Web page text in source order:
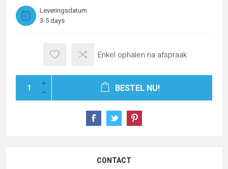
Leveringsdatum
3-5 days
Enkel ophalen na afspraak
BESTEL NU!
CONTACT